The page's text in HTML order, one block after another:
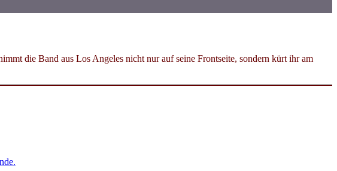
die Band aus Los Angeles nicht nur auf seine Frontseite, sondern kürt ihr am